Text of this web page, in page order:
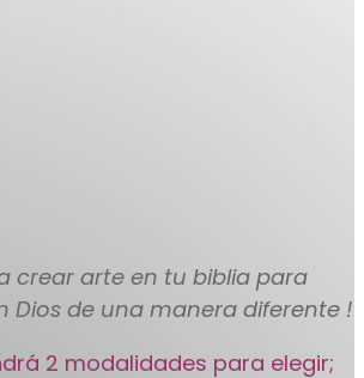
crear arte en tu biblia para
Dios de una manera diferente !
2 modalidades para elegir;